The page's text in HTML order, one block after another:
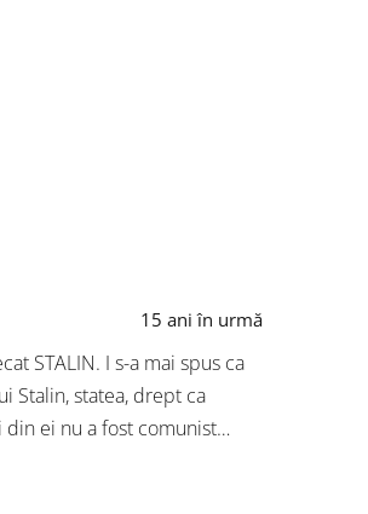
15 ani în urmă
STALIN. I s-a mai spus ca
Stalin, statea, drept ca
din ei nu a fost comunist…